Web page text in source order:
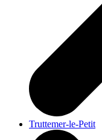
Truttemer-le-Petit